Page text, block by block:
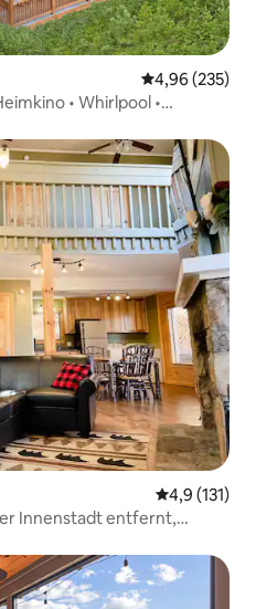
4,96 (235)
• Whirlpool •
4,9 (131)
Innenstadt entfernt,